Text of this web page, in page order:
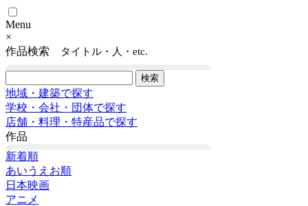
Menu
×
作品検索
タイトル・人・etc.
地域・建築で探す
学校・会社・団体で探す
店舗・料理・特産品で探す
作品
新着順
あいうえお順
日本映画
アニメ